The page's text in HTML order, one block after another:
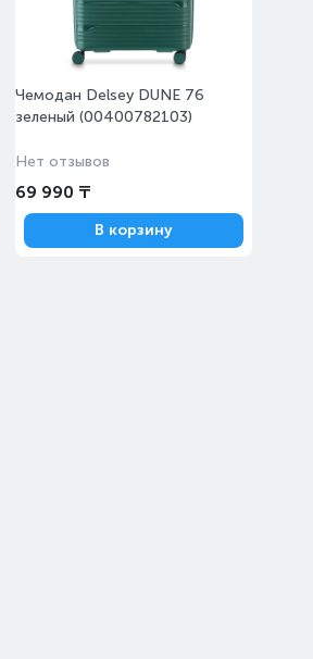
Чемодан Delsey DUNE 76
зеленый (00400782103)
Нет отзывов
69 990 ₸
В корзину